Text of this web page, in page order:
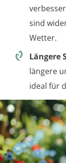
sind
Wetter.
Längere
längere
ideal für